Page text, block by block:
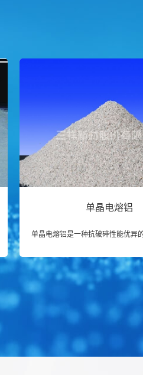
单晶电熔铝